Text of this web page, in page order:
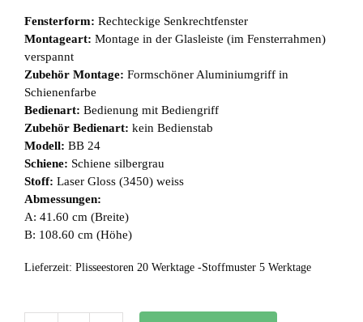
Fensterform: Rechteckige Senkrechtfenster
Montageart: Montage in der Glasleiste (im Fensterrahmen)
verspannt
Zubehör Montage: Formschöner Aluminiumgriff in
Schienenfarbe
Bedienart: Bedienung mit Bediengriff
Zubehör Bedienart: kein Bedienstab
Modell: BB 24
Schiene: Schiene silbergrau
Stoff: Laser Gloss (3450) weiss
Abmessungen:
A: 41.60 cm (Breite)
B: 108.60 cm (Höhe)
Lieferzeit: Plisseestoren 20 Werktage -Stoffmuster 5 Werktage